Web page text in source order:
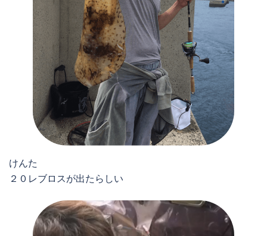
けんた
２０レブロスが出たらしい